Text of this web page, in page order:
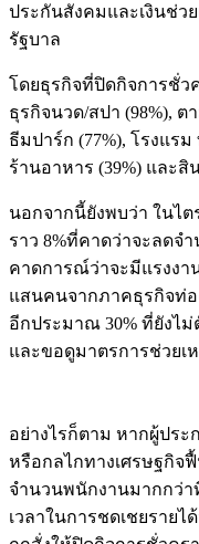
ประกันสังคมและเงินช่ว
รัฐบาล
โดยธุรกิจที่ปิดกิจการชั่ว
ธุรกิจนวด/สปา (98%), ต
ธีมปาร์ก (77%), โรงแร
ร้านอาหาร (39%) และ
นอกจากนี้ยังพบว่า ในไต
ราว 8%ที่คาดว่าจะลดจ
คาดการณ์ว่าจะมีแรงง
แสนคนจากภาคธุรกิจท่
อีกประมาณ 30% ที่ยังไ
และขอดูมาตรการช่วยเ
อย่างไรก็ตาม หากผู้ประ
หรือกลไกทางเศรษฐกิจ
จำนวนพนักงานมากกว่า
เวลาในการชดเชยราย